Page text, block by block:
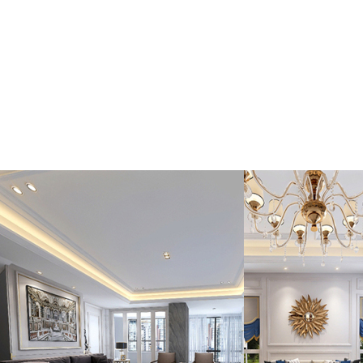
小蝌蚪视频黄色破解版 亮面黄版小